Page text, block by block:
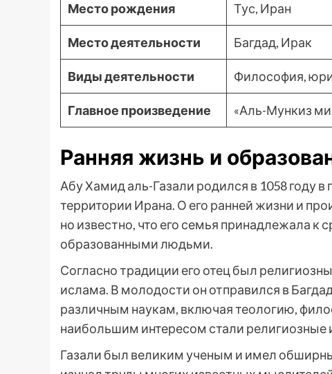
Место рождения Тус, Иран
Место деятельности Багдад, Ирак
Виды деятельности Философия,
Главное произведение «Аль-Мункиз
Ранняя жизнь и
Абу Хамид аль-Газали родился в 1058 году
территории Ирана. О его ранней жизни и
но известно, что его семья принадлежала к
образованными людьми.
Согласно традиции его отец был
ислама. В молодости он отправился в
различным наукам, включая теологию,
наибольшим интересом стали религиозные
Газали был великим ученым и имел